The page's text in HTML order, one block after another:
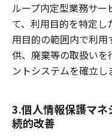
ループ内定型業務サ
て、利用目的を特定
用目的の範囲内で利
供、廃棄等の取扱いを
ントシステムを確立し
3.個人情報保護マネ
続的改善